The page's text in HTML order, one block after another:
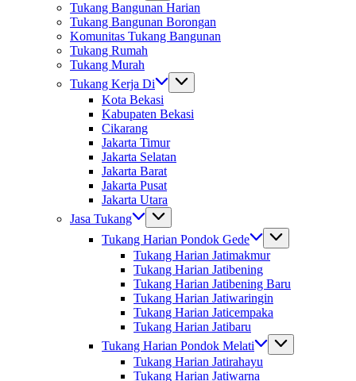
Tukang Bangunan Harian
Tukang Bangunan Borongan
Komunitas Tukang Bangunan
Tukang Rumah
Tukang Murah
Tukang Kerja Di
Kota Bekasi
Kabupaten Bekasi
Cikarang
Jakarta Timur
Jakarta Selatan
Jakarta Barat
Jakarta Pusat
Jakarta Utara
Jasa Tukang
Tukang Harian Pondok Gede
Tukang Harian Jatimakmur
Tukang Harian Jatibening
Tukang Harian Jatibening Baru
Tukang Harian Jatiwaringin
Tukang Harian Jaticempaka
Tukang Harian Jatibaru
Tukang Harian Pondok Melati
Tukang Harian Jatirahayu
Tukang Harian Jatiwarna